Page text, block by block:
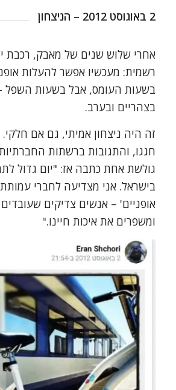
2 באוגוסט 2012 – הניצחון
אחרי שלוש שנים של מאבק, רכבת
רשמית: מעכשיו אפשר להעלות
בשעות העומס, אבל בשעות השפל
בצהריים ובערב.
זה היה ניצחון אמיתי, גם אם
חגגו, והתגובות ברשתות
גולשת אחת כתבה אז: "יום גדול
בישראל. אני מצדיעה לחברי
אופניים' – אנשים צדיקים
ומשפרים את איכות חיינו."